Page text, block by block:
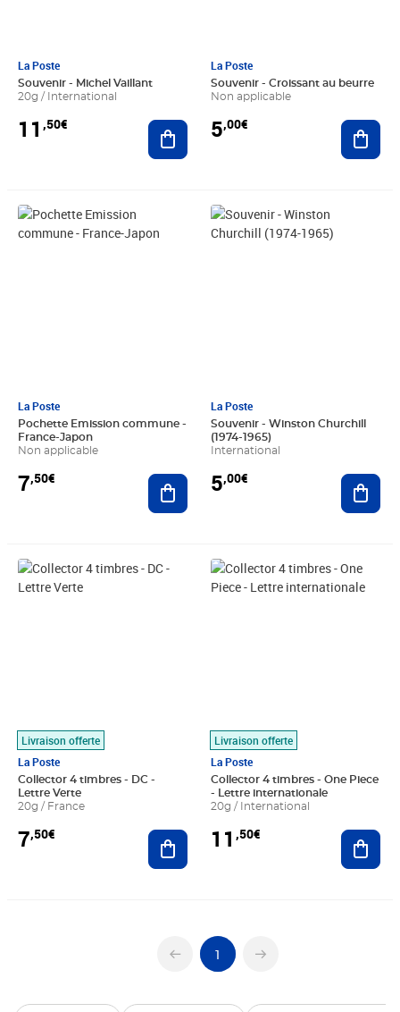
La Poste
Souvenir - Michel Vaillant
20g / International
11 ,50€ Ajouter au panier
La Poste
Souvenir - Croissant au beurre
Non applicable
5,00€
La Poste
Pochette Emission commune -
France-Japon
Non applicable
7,50€
Prix 7,50€
Ajouter au panier
La Poste
Souvenir - Winston Churchill
(1974-1965)
International
5,00€
Prix 5,00€
Livraison offerte
La Poste
Collector 4 timbres - DC -
Lettre Verte
20g / France
7,50€
Prix 7,50€
Ajouter au panier
Livraison offerte
La Poste
Collector 4 timbres - One Piece
- Lettre internationale
20g / International
11 ,50€
Prix 11,50€
1